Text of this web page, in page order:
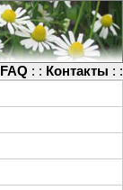
FAQ : : Контакты : :